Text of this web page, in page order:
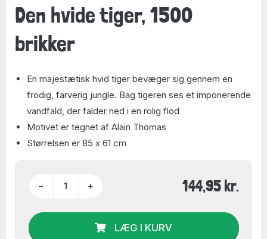
Den hvide tiger, 1500
brikker
En majestætisk hvid tiger bevæger sig gennem en
frodig, farverig jungle. Bag tigeren ses et imponerende
vandfald, der falder ned i en rolig flod
Motivet er tegnet af Alain Thomas
Størrelsen er 85 x 61 cm
− + 144,95 kr.
LÆG I KURV